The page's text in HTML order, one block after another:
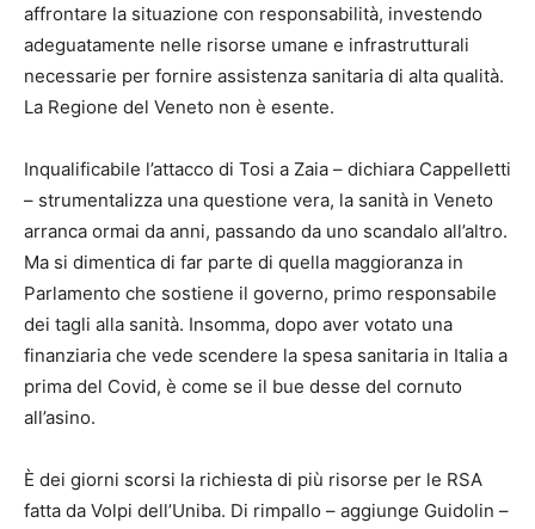
affrontare la situazione con responsabilità, investendo
adeguatamente nelle risorse umane e infrastrutturali
necessarie per fornire assistenza sanitaria di alta qualità.
La Regione del Veneto non è esente.
Inqualificabile l’attacco di Tosi a Zaia – dichiara Cappelletti
– strumentalizza una questione vera, la sanità in Veneto
arranca ormai da anni, passando da uno scandalo all’altro.
Ma si dimentica di far parte di quella maggioranza in
Parlamento che sostiene il governo, primo responsabile
dei tagli alla sanità. Insomma, dopo aver votato una
finanziaria che vede scendere la spesa sanitaria in Italia a
prima del Covid, è come se il bue desse del cornuto
all’asino.
È dei giorni scorsi la richiesta di più risorse per le RSA
fatta da Volpi dell’Uniba. Di rimpallo – aggiunge Guidolin –